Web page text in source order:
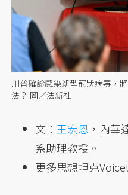
川普確診感染新型冠狀病毒，
法？ 圖／法新社
文： 王宏恩 ，內華
系助理教授。
更多思想坦克